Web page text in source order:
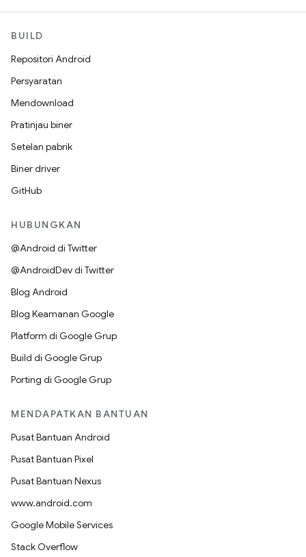
BUILD
Repositori Android
Persyaratan
Mendownload
Pratinjau biner
Setelan pabrik
Biner driver
GitHub
HUBUNGKAN
@Android di Twitter
@AndroidDev di Twitter
Blog Android
Blog Keamanan Google
Platform di Google Grup
Build di Google Grup
Porting di Google Grup
MENDAPATKAN BANTUAN
Pusat Bantuan Android
Pusat Bantuan Pixel
Pusat Bantuan Nexus
www.android.com
Google Mobile Services
Stack Overflow